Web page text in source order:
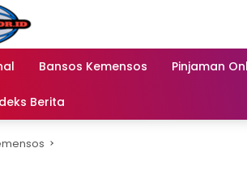
Bansos Kemensos Pinjaman
Berita